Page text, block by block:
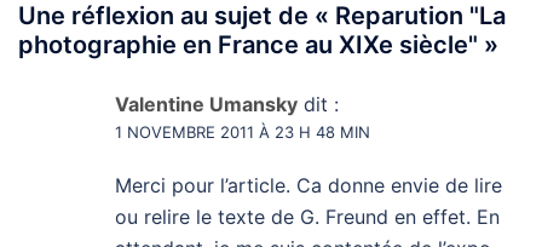
Une réflexion au sujet de « Reparution "La
photographie en France au XIXe siècle" »
Valentine Umansky dit :
1 NOVEMBRE 2011 À 23 H 48 MIN
Merci pour l’article. Ca donne envie de lire
ou relire le texte de G. Freund en effet. En